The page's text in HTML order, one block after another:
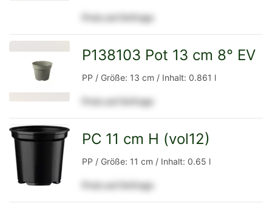
Preis auf Anfrage
Detailseite
P138103 Pot 13 cm 8° EV
PP / Größe: 13 cm / Inhalt: 0.861 l
Preis auf Anfrage
PC 11 cm H (vol12)
PP / Größe: 11 cm / Inhalt: 0.65 l
Preis auf Anfrage